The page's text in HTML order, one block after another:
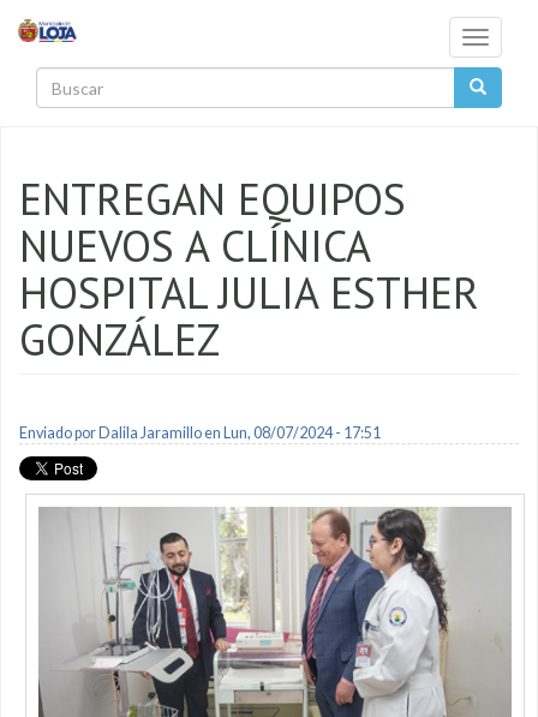
Toggle
ENTREGAN EQUIPOS
NUEVOS A CLÍNICA
HOSPITAL JULIA ESTHER
GONZÁLEZ
Enviado por Dalila Jaramilloen Lun, 08/07/2024 - 17:51